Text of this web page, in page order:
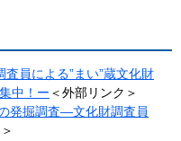
員による”まい”蔵文化財
中！ー​ ＜外部リンク＞
発掘調査―文化財調査員